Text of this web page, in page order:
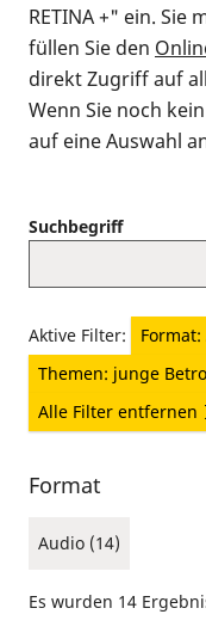
RETINA +" ein. Sie
füllen Sie den
direkt Zugriff auf
Wenn Sie noch kein
auf eine Auswahl
Suchbegriff
Aktive Filter:
Themen: junge
Alle Filter entfernen
Format
Audio (14)
Es wurden 14